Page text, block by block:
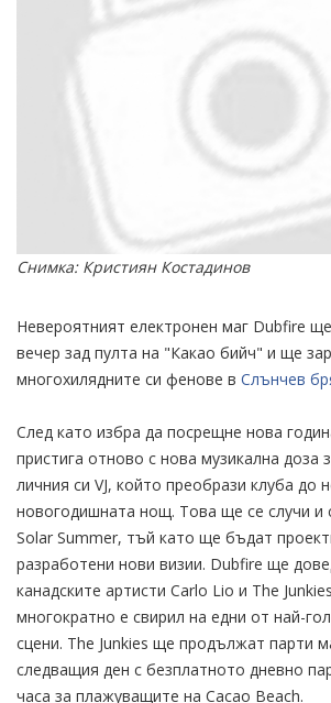
Снимка: Кристиян Костадинов
Невероятният електронен маг Dubfire
вечер зад пулта на "Какао бийч" и ще
многохилядните си фенове в Слънчев
След като избра да посрещне нова
пристига отново с нова музикална доза
личния си VJ, който преобрази клуба до
новогодишната нощ. Това ще се случи и
Solar Summer, тъй като ще бъдат
разработени нови визии. Dubfire ще
канадските артисти Carlo Lio и The
многократно е свирил на едни от най-
сцени. The Junkies ще продължат парти
следващия ден с безплатното дневно
часа за плажуващите на Cacao Beach.